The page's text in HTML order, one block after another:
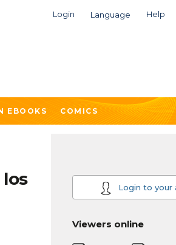
Login Language Help
EBOOKS COMICS
Login to your
Viewers online